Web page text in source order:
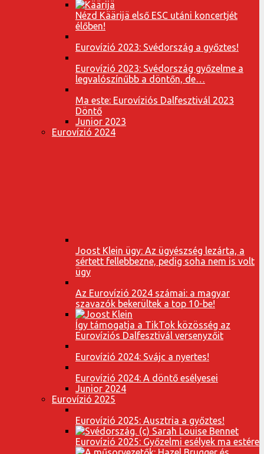
Nézd Käärijä első ESC utáni koncertjét
élőben!
Eurovízió 2023: Svédország a győztes!
Eurovízió 2023: Svédország győzelme a
legvalószínűbb a döntőn, de…
Ma este: Eurovíziós Dalfesztivál 2023
Döntő
Junior 2023
Eurovízió 2024
Joost Klein ügy: Az ügyészség lezárta, a
sértett fellebbezne, pedig soha nem is volt
ügy
Az Eurovízió 2024 számai: a magyar
szavazók bekerültek a top 10-be!
Így támogatja a TikTok közösség az
Eurovíziós Dalfesztivál versenyzőit
Eurovízió 2024: Svájc a nyertes!
Eurovízió 2024: A döntő esélyesei
Junior 2024
Eurovízió 2025
Eurovízió 2025: Ausztria a győztes!
Eurovízió 2025: Győzelmi esélyek ma estére